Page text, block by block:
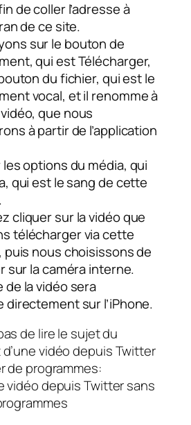
de coller l’adresse à
de ce site.
sur le bouton de
qui est Télécharger,
du fichier, qui est le
vocal, et il renomme à
que nous
à partir de l’application
options du média, qui
qui est le sang de cette
cliquer sur la vidéo que
télécharger via cette
puis nous choisissons de
sur la caméra interne.
la vidéo sera
sur l’iPhone.
de lire le sujet du
vidéo depuis Twitter
de programmes:
vidéo depuis Twitter sans